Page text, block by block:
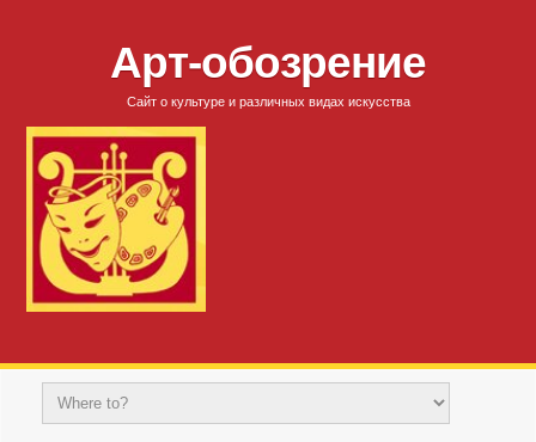
Арт-обозрение
Сайт о культуре и различных видах искусства